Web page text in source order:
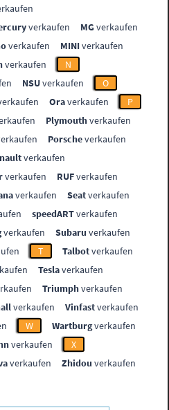
verkaufen MGverkaufen
verkaufen MINIverkaufen
verkaufen
N
NSUverkaufen
O
Oraverkaufen
P
Plymouthverkaufen
Porscheverkaufen
verkaufen
verkaufen RUFverkaufen
verkaufen Seatverkaufen
speedARTverkaufen
verkaufen Subaru verkaufen
T Talbotverkaufen
Teslaverkaufen
Triumphverkaufen
verkaufen Vinfastverkaufen
W Wartburgverkaufen
verkaufen
X
verkaufen Zhidou verkaufen